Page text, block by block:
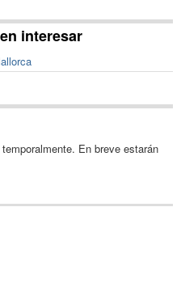
interesar
En breve estarán